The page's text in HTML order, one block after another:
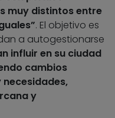
muy distintos entre
. El objetivo es
a autogestionarse
influir en su ciudad
cambios
y